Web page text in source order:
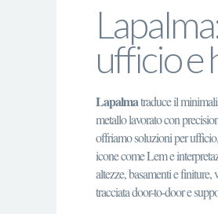
ufficio e
Lapalmatraduce il
metallo lavorato con
offriamo soluzioni per
icone come Lem e
altezze, basamenti e
tracciata door-to-door e